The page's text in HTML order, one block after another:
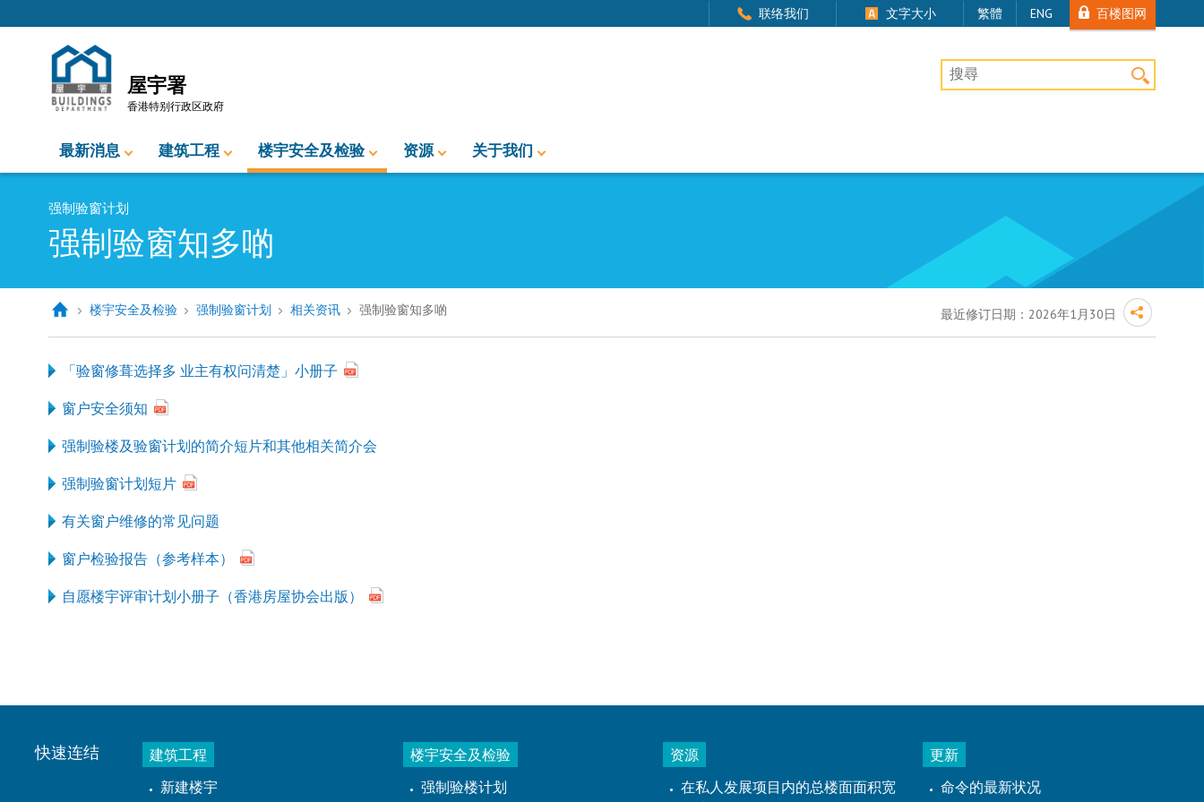
联络我们 文字大小 繁體 ENG 百楼图网
屋宇署
香港特别行政区政府
桌上版网站搜寻
最新消息 建筑工程 楼宇安全及检验 资源 关于我们
强制验窗计划
强制验窗知多啲
楼宇安全及检验 强制验窗计划 相关资讯 强制验窗知多啲 最近修订日期：2026年1月30日
「验窗修葺选择多 业主有权问清楚」小册子
窗户安全须知
强制验楼及验窗计划的简介短片和其他相关简介会
强制验窗计划短片
有关窗户维修的常见问题
窗户检验报告（参考样本）
自愿楼宇评审计划小册子（香港房屋协会出版）
快速连结
建筑工程
新建楼宇
楼宇安全及检验
强制验楼计划
资源
在私人发展项目内的总楼面面积宽
更新
命令的最新状况